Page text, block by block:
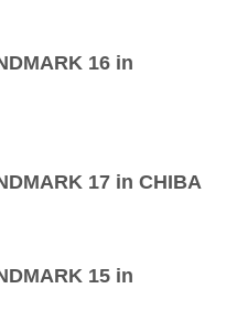
16 in
17 in CHIBA
15 in